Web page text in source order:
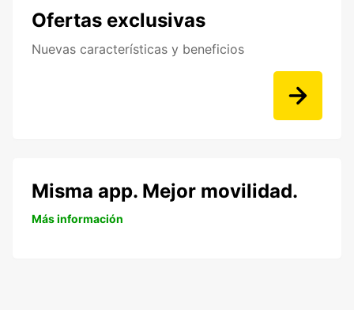
Ofertas exclusivas
Nuevas características y beneficios
Misma app. Mejor movilidad.
Más información